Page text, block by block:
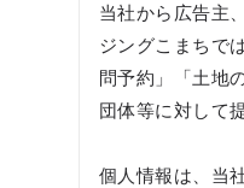
当社から広告主
ジングこまちで
問予約」「土地
団体等に対して
個人情報は、当